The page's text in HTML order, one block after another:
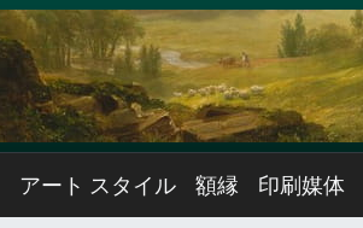
アート スタイル 額縁 印刷媒体